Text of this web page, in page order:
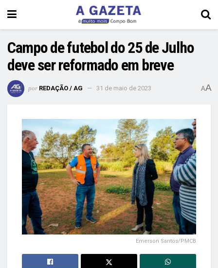
Campo de futebol do 25 de Julho
deve ser reformado em breve
por REDAÇÃO / AG 31 de maio de 2023 AA
Emerson Santos/PMCB